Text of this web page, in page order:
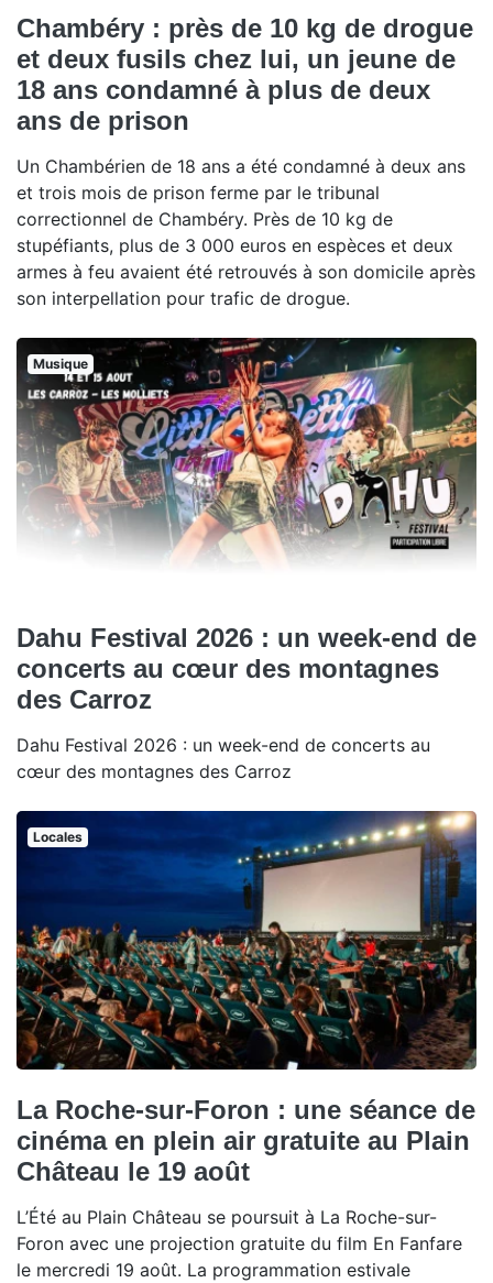
Chambéry : près de 10 kg de drogue
et deux fusils chez lui, un jeune de
18 ans condamné à plus de deux
ans de prison
Un Chambérien de 18 ans a été condamné à deux ans
et trois mois de prison ferme par le tribunal
correctionnel de Chambéry. Près de 10 kg de
stupéfiants, plus de 3 000 euros en espèces et deux
armes à feu avaient été retrouvés à son domicile après
son interpellation pour trafic de drogue.
Musique
Dahu Festival 2026 : un week-end de
concerts au cœur des montagnes
des Carroz
Dahu Festival 2026 : un week-end de concerts au
cœur des montagnes des Carroz
Locales
La Roche-sur-Foron : une séance de
cinéma en plein air gratuite au Plain
Château le 19 août
L’Été au Plain Château se poursuit à La Roche-sur-
Foron avec une projection gratuite du film En Fanfare
le mercredi 19 août. La programmation estivale